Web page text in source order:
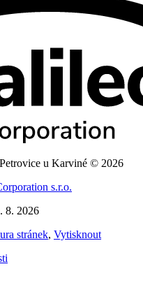
u Karviné © 2026
s.r.o.
8. 2026
stránek, Vytisknout